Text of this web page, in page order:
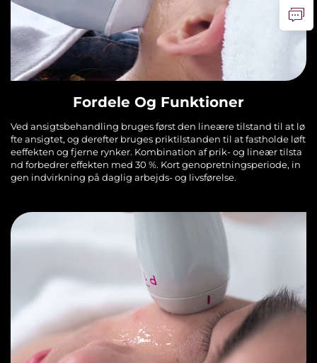
Fordele Og Funktioner
Ved ansigtsbehandling bruges først den lineære tilstand til at lø
fte ansigtet, og derefter bruges priktilstanden til at fastholde løft
eeffekten og fjerne rynker. Kombination af prik- og lineær tilsta
nd forbedrer effekten med 30 %. Kort genopretningsperiode, in
gen indvirkning på daglig arbejds- og livsførelse.